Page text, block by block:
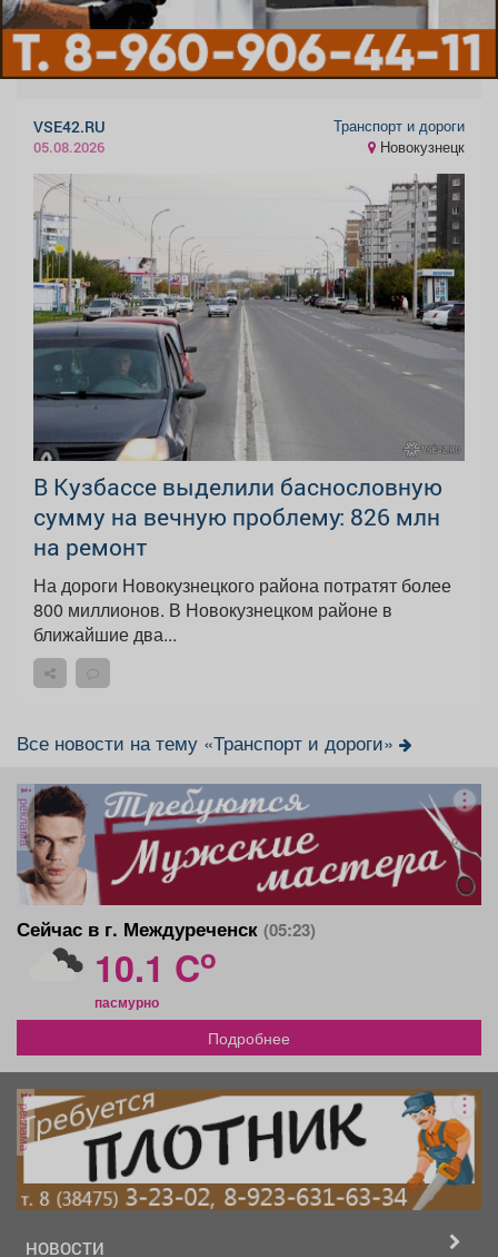
VSE42.RU
05.08.2026
Транспорт и дороги
Новокузнецк
В Кузбассе выделили баснословную
сумму на вечную проблему: 826 млн
на ремонт
На дороги Новокузнецкого района потратят более
800 миллионов. В Новокузнецком районе в
ближайшие два...
Все новости на тему «Транспорт и дороги»
реклама
Сейчас в г. Междуреченск (05:23)
10.1 Co
пасмурно
Подробнее
реклама
НОВОСТИ